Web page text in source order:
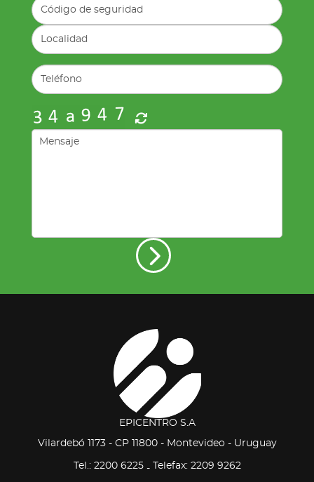
EPICENTRO S.A
Vilardebó 1173 - CP 11800 - Montevideo - Uruguay
Tel.: 2200 6225- Telefax: 2209 9262